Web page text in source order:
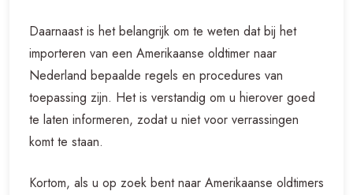
Daarnaast is het belangrijk om te weten dat bij het
importeren van een Amerikaanse oldtimer naar
Nederland bepaalde regels en procedures van
toepassing zijn. Het is verstandig om u hierover goed
te laten informeren, zodat u niet voor verrassingen
komt te staan.
Kortom, als u op zoek bent naar Amerikaanse oldtimers